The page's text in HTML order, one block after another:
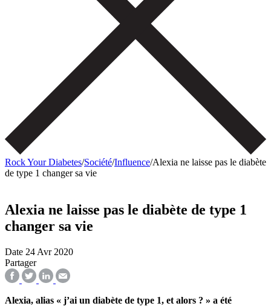
Rock Your Diabetes/Société/Influence/Alexia ne laisse pas le diabète
de type 1 changer sa vie
Alexia ne laisse pas le diabète de type 1
changer sa vie
Date 24 Avr 2020
Partager
Alexia, alias « j’ai un diabète de type 1, et alors ? » a été